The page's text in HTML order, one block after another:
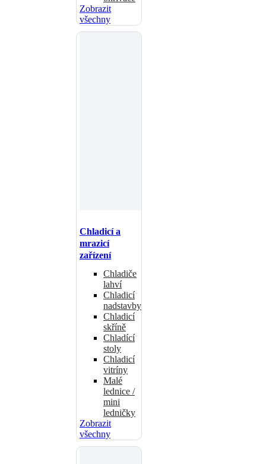
Zobrazit
všechny
Chladicí a
mrazicí
zařízení
Chladiče
lahví
Chladicí
nadstavby
Chladicí
skříně
Chladící
stoly
Chladicí
vitríny
Malé
lednice /
mini
ledničky
Zobrazit
všechny